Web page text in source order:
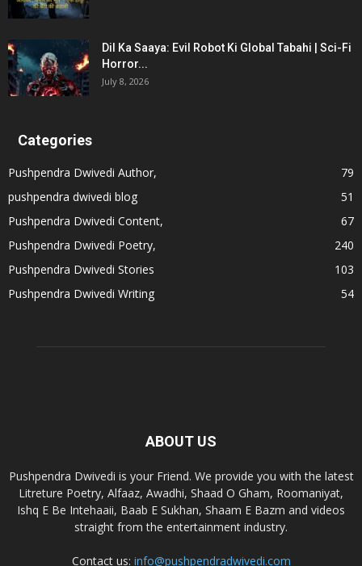
Dil Ka Saaya: Evil Robot Ki Global Tabahi | Sci-Fi
Horror...
July 8, 2026
Categories
Pushpendra Dwivedi Author,
79
pushpendra dwivedi blog
51
Pushpendra Dwivedi Content,
67
Pushpendra Dwivedi Poetry,
240
Pushpendra Dwivedi Stories
103
Pushpendra Dwivedi Writing
54
ABOUT US
Pushpendra Dwivedi is your Friend. We provide you with the latest
Litreture Poetry, Alfaaz, Awadhi, Shaad O Gham, Roomaniyat,
Ishq E Be Intehaaii, Baab E Sukhan, Shaam E Bazm and videos
straight from the entertainment industry.
Contact us: info@pushpendradwivedi.com